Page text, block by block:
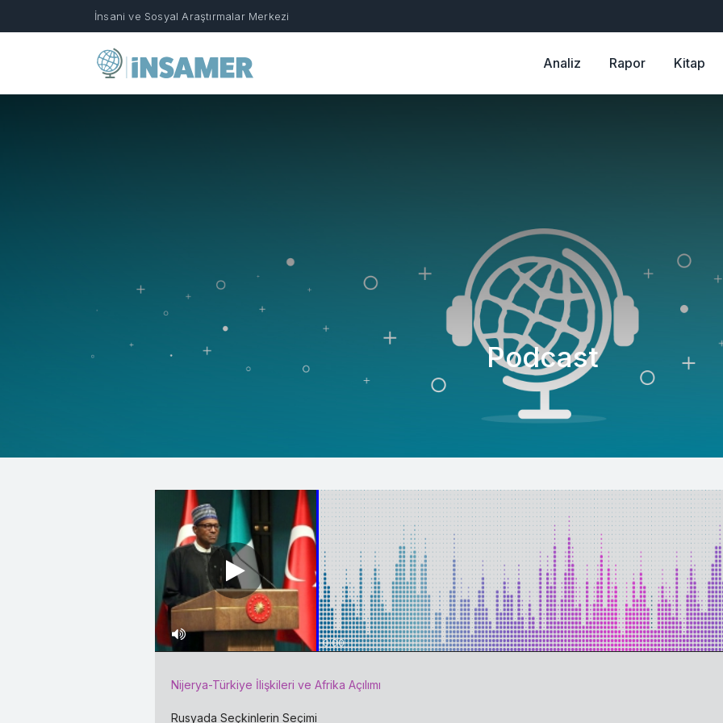
İnsani ve Sosyal Araştırmalar Merkezi
Analiz Rapor Kitap
Podcast
0:00
Nijerya-Türkiye İlişkileri ve Afrika Açılımı
Rusyada Seçkinlerin Seçimi